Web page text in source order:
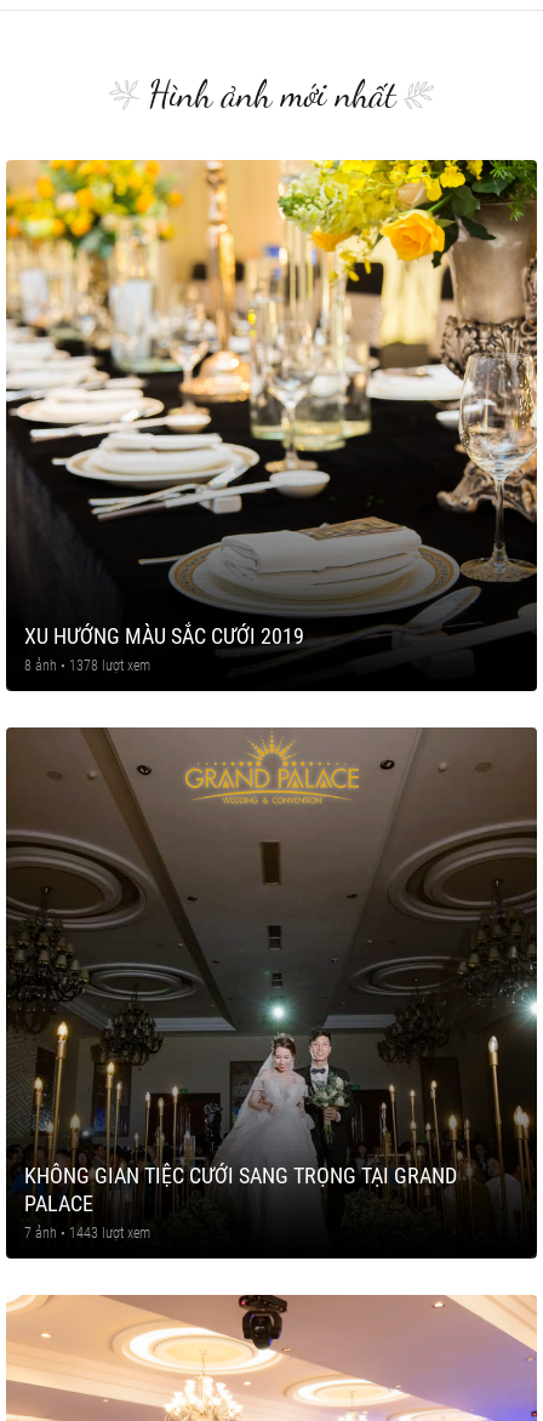
Hình ảnh mới nhất
XU HƯỚNG MÀU SẮC CƯỚI 2019
8 ảnh • 1378 lượt xem
KHÔNG GIAN TIỆC CƯỚI SANG TRỌNG TẠI GRAND
PALACE
7 ảnh • 1443 lượt xem